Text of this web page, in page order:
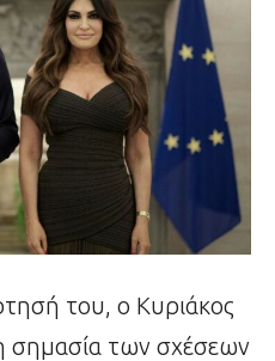
του, ο Κυριάκος
σημασία των σχέσεων